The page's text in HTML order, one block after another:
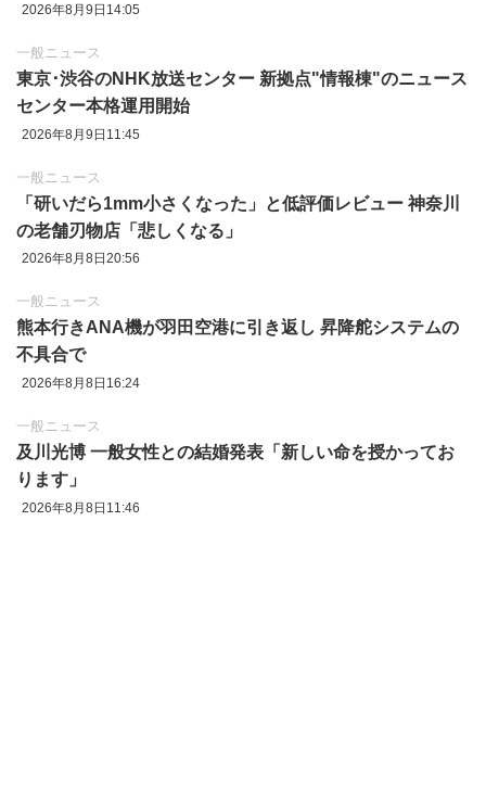
2026年8月9日14:05
一般ニュース
東京‪･‬渋谷のNHK放送センター 新拠点"情報棟"のニュース
センター本格運用開始
2026年8月9日11:45
一般ニュース
「研いだら1mm小さくなった」と低評価レビュー 神奈川
の老舗刃物店「悲しくなる」
2026年8月8日20:56
一般ニュース
熊本行きANA機が羽田空港に引き返し 昇降舵システムの
不具合で
2026年8月8日16:24
一般ニュース
及川光博 一般女性との結婚発表「新しい命を授かってお
ります」
2026年8月8日11:46